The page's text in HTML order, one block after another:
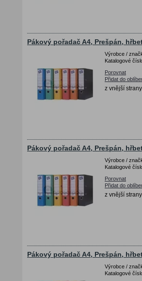
Pákový pořadač A4, Prešpán,
Výrobce /
Katalogové
Porovnat
Přidat do
z vnější
Pákový pořadač A4, Prešpán,
Výrobce /
Katalogové
Porovnat
Přidat do
z vnější
Pákový pořadač A4, Prešpán,
Výrobce /
Katalogové